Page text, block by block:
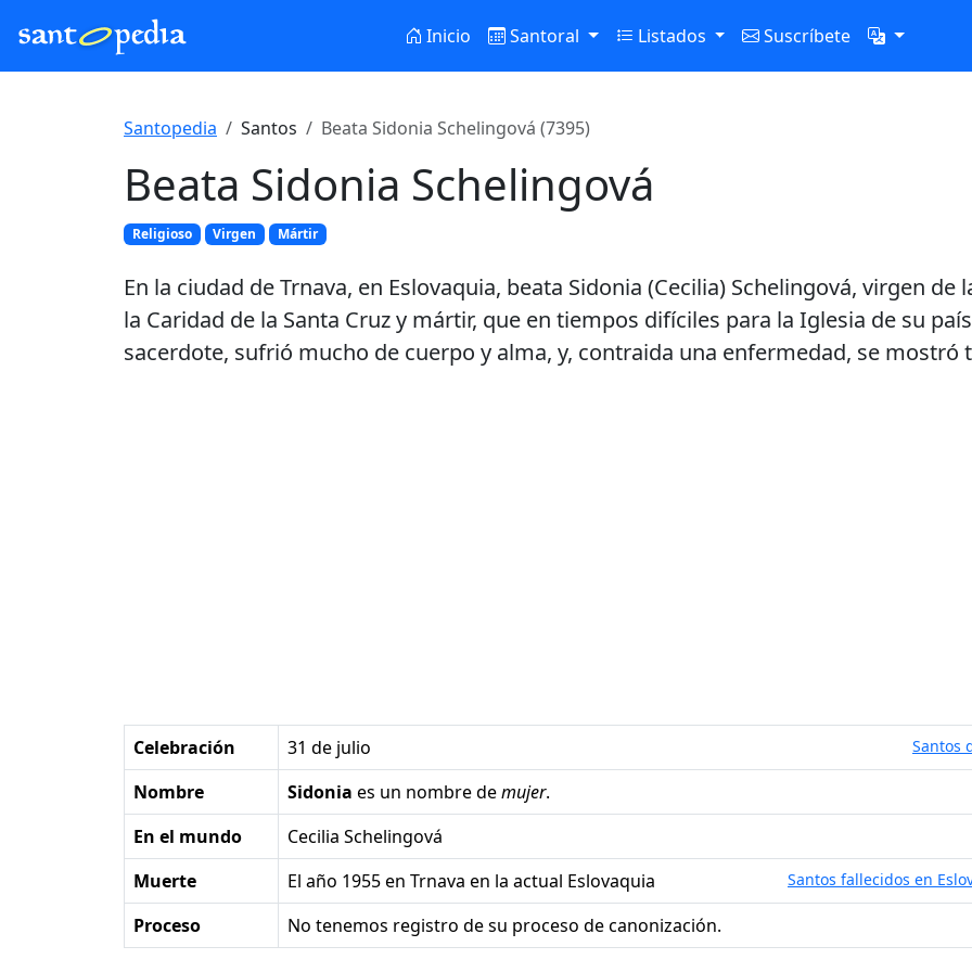
Inicio Santoral Listados Suscríbete
Santopedia Santos Beata Sidonia Schelingová (7395)
Beata Sidonia Schelingová
Religioso Virgen Mártir
En la ciudad de Trnava, en Eslovaquia, beata Sidonia (Cecilia) Schelingová, virgen
la Caridad de la Santa Cruz y mártir, que en tiempos difíciles para la Iglesia de su
sacerdote, sufrió mucho de cuerpo y alma, y, contraida una enfermedad, se mostró
Celebración 31 de julio Santos
Nombre Sidonia es un nombre demujer.
En el mundo
Cecilia Schelingová
Muerte
el año 1955 en Trnava en la actual Eslovaquia Santos fallecidos en
Proceso No tenemos registro de su proceso de canonización.